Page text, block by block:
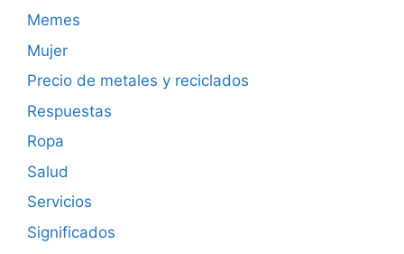
Memes
Mujer
Precio de metales y reciclados
Respuestas
Ropa
Salud
Servicios
Significados